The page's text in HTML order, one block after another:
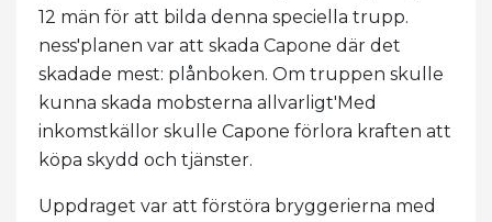
12 män för att bilda denna speciella trupp.
ness'planen var att skada Capone där det
skadade mest: plånboken. Om truppen skulle
kunna skada mobsterna allvarligt'Med
inkomstkällor skulle Capone förlora kraften att
köpa skydd och tjänster.
Uppdraget var att förstöra bryggerierna med